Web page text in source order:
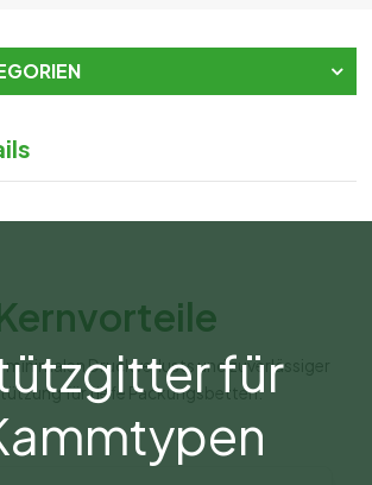
für
minimalen Druckverlusts und zuverlässiger
für tiefe Packungsbetten.